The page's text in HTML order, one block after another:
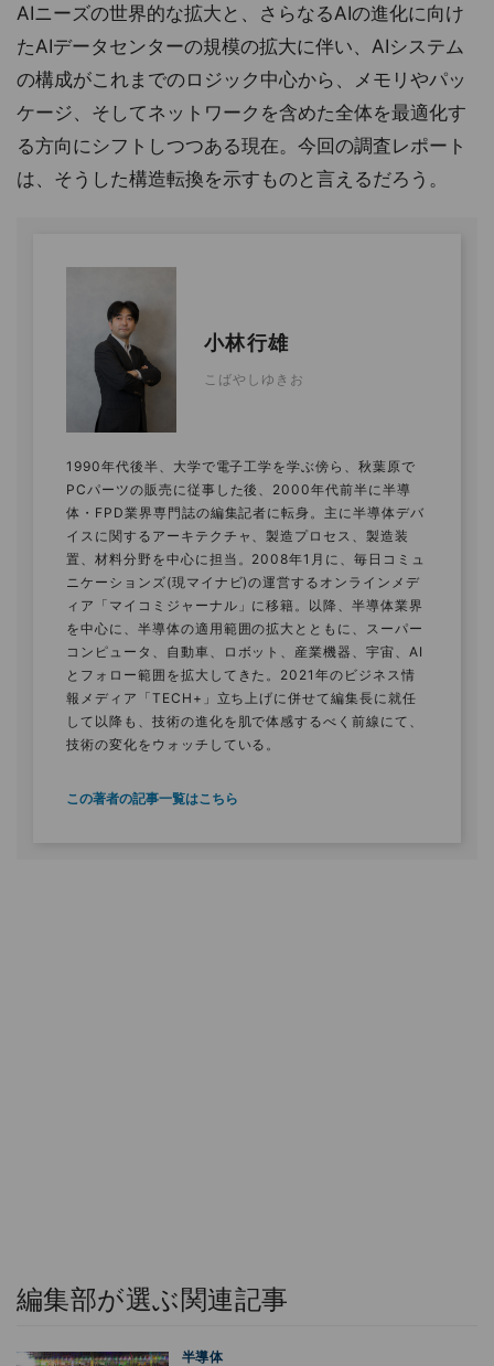
AIニーズの世界的な拡大と、さらなるAIの進化に向け
たAIデータセンターの規模の拡大に伴い、AIシステム
の構成がこれまでのロジック中心から、メモリやパッ
ケージ、そしてネットワークを含めた全体を最適化す
る方向にシフトしつつある現在。今回の調査レポート
は、そうした構造転換を示すものと言えるだろう。
小林行雄
こばやしゆきお
1990年代後半、大学で電子工学を学ぶ傍ら、秋葉原で
PCパーツの販売に従事した後、2000年代前半に半導
体・FPD業界専門誌の編集記者に転身。主に半導体デバ
イスに関するアーキテクチャ、製造プロセス、製造装
置、材料分野を中心に担当。2008年1月に、毎日コミュ
ニケーションズ(現マイナビ)の運営するオンラインメデ
ィア「マイコミジャーナル」に移籍。以降、半導体業界
を中心に、半導体の適用範囲の拡大とともに、スーパー
コンピュータ、自動車、ロボット、産業機器、宇宙、AI
とフォロー範囲を拡大してきた。2021年のビジネス情
報メディア「TECH+」立ち上げに併せて編集長に就任
して以降も、技術の進化を肌で体感するべく前線にて、
技術の変化をウォッチしている。
この著者の記事一覧はこちら
編集部が選ぶ関連記事
半導体